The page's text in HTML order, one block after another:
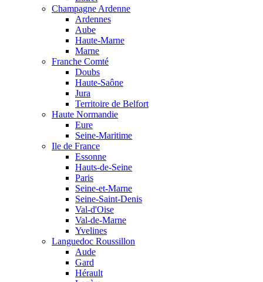
Champagne Ardenne
Ardennes
Aube
Haute-Marne
Marne
Franche Comté
Doubs
Haute-Saône
Jura
Territoire de Belfort
Haute Normandie
Eure
Seine-Maritime
Ile de France
Essonne
Hauts-de-Seine
Paris
Seine-et-Marne
Seine-Saint-Denis
Val-d'Oise
Val-de-Marne
Yvelines
Languedoc Roussillon
Aude
Gard
Hérault